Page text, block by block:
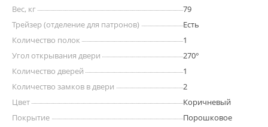
Вес, кг
79
Трейзер (отделение для патронов)
Есть
Количество полок
1
Угол открывания двери
270°
Количество дверей
1
Количество замков в двери
2
Цвет
Коричневый
Покрытие
Порошковое